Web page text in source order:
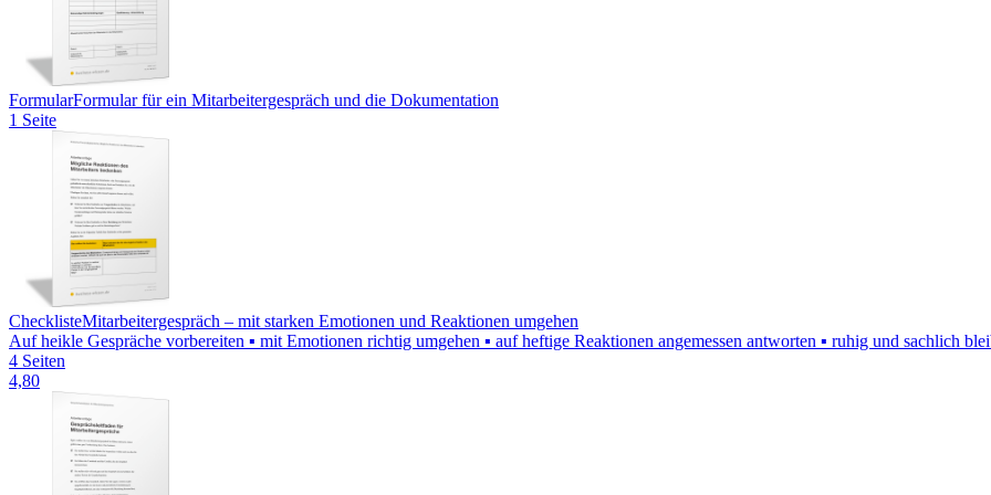
FormularFormular für ein Mitarbeitergespräch und die Dokumentation
1 Seite
ChecklisteMitarbeitergespräch – mit starken Emotionen und Reaktionen umgehen
Auf heikle Gespräche vorbereiten ▪ mit Emotionen richtig umgehen ▪ auf heftige Reaktionen angemessen antworten ▪ ruhig und sachlich
4 Seiten
4,80